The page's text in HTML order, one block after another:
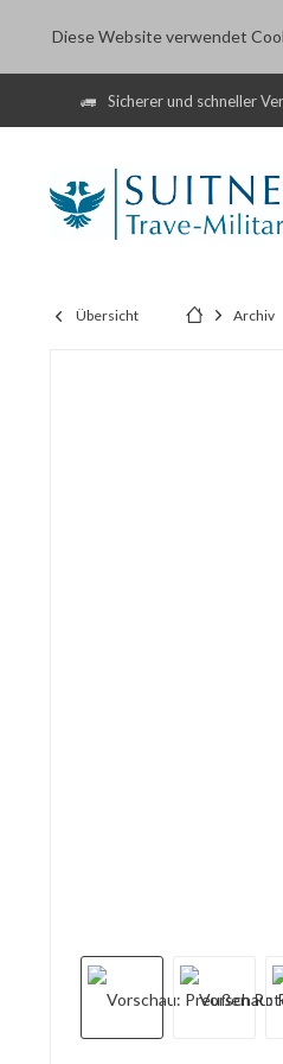
Diese Website verwendet
Sicherer und schneller
Übersicht Archiv